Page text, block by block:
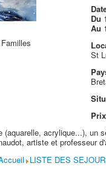
Du
Au
St
Prix
(aquarelle, acrylique...), un
artiste et professeur
LISTE DES